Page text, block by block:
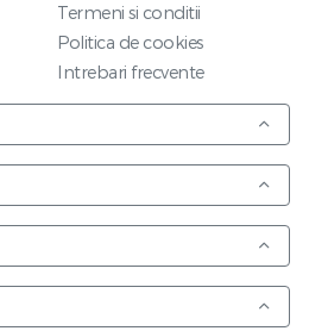
Termeni si conditii
Politica de cookies
Intrebari frecvente